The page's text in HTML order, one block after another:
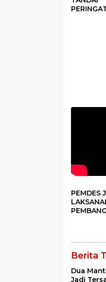
PEMDES
Berita
Dua
Jadi